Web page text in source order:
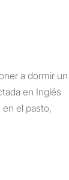
a dormir un
en Inglés
el pasto,